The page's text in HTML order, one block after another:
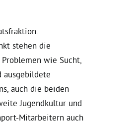
stehen die
wie Sucht,
ausgebildete
auch die beiden
Jugendkultur und
Mitarbeitern auch